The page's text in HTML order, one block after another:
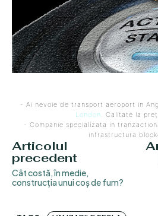
- Ai nevoie de transport aeroport in
London. Calitate la
- Companie specializata in
infrastructura
Articolul
precedent
Cât costă, în medie,
construcția unui coș de fum?